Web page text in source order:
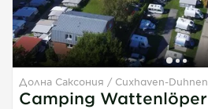
1 1 1
Долна Саксония Cuxhaven-Duhnen
Camping Wattenlöper